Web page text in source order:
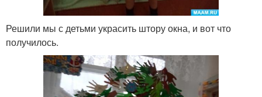
Решили мы с детьми украсить штору окна, и вот что
получилось.